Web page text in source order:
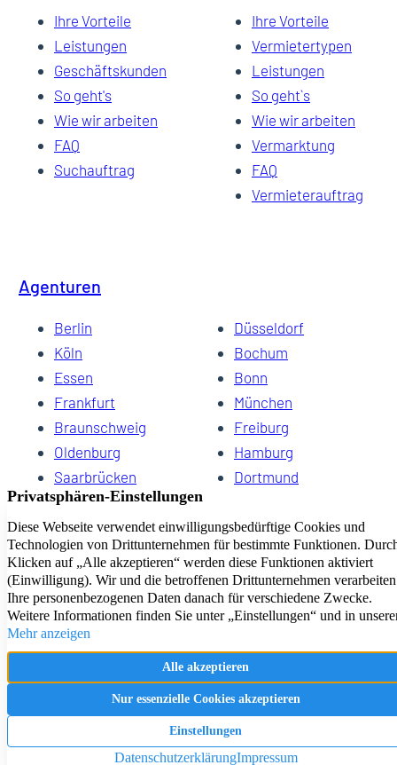
Ihre Vorteile
Leistungen
Geschäftskunden
So geht's
Wie wir arbeiten
FAQ
Suchauftrag
Ihre Vorteile
Vermietertypen
Leistungen
So geht`s
Wie wir arbeiten
Vermarktung
FAQ
Vermieterauftrag
Agenturen
Berlin
Düsseldorf
Köln
Bochum
Essen
Bonn
Frankfurt
München
Braunschweig
Freiburg
Oldenburg
Hamburg
Saarbrücken
Dortmund
Hannover
Dresden
Kiel
Wuppertal
Bremen
HomeCompany eG Ihre Agenturen für Wohnen auf Zeit
Impressum Datenschutz Kontakt